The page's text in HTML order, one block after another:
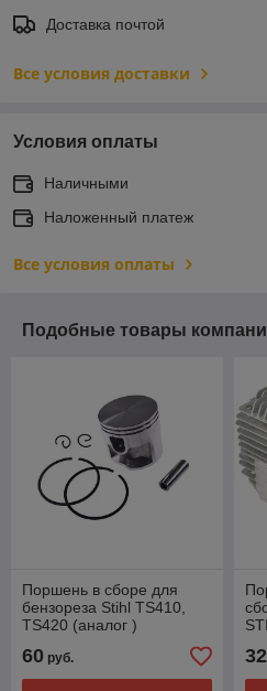
Доставка почтой
Все условия доставки
Условия оплаты
Наличными
Наложенный платеж
Все условия оплаты
Подобные товары
Поршень в сборе для
бензореза Stihl TS410,
TS420 (аналог )
60 руб.